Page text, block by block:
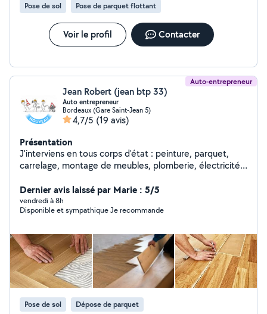
Pose de sol Pose de parquet flottant
Voir le profil Contacter
Auto-entrepreneur
Jean Robert (jean btp 33)
Auto entrepreneur
Bordeaux (Gare Saint-Jean 5)
4,7/5 (19 avis)
Présentation
J'interviens en tous corps d'état : peinture, parquet,
carrelage, montage de meubles, plomberie, électricité,
et SDB. Je suis réactif, compétitif, et efficace. -
couverture, toiture, nettoyage, rénovation - menuiserie -
Démolition, évacuation - Maçonnerie - Carrelage -
dépannage bachage - Ravalement...façadier - Pose de
revêtement sol et mûr - Création salle de bain ancienne,
moderne ou tendance - Terrasse en bois composite -
Pose parquet Nos garanties : QUALITÉ et RESPECT.
Tous nos travaux sont couverts par une garantie
décennale Je possède une nacelle d'une hauteur de
18m pour tous vos projets en toute sécurité bien sûr
Dernier avis laissé par Marie : 5/5
vendredi à 8h
Disponible et sympathique Je recommande
Pose de sol Dépose de parquet